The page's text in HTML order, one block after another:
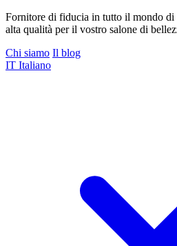
Fornitore di fiducia in tutto il mondo di
alta qualità per il vostro salone di
Chi siamo Il blog
IT Italiano